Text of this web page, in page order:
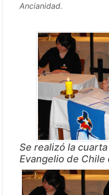
Ancianidad.
Se realizó la
Evangelio de Chile